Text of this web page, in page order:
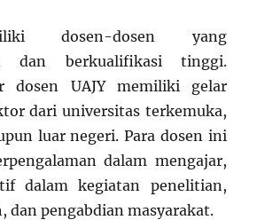
dosen-dosen yang
dan berkualifikasi tinggi.
dosen UAJY memiliki gelar
dari universitas terkemuka,
luar negeri. Para dosen ini
dalam mengajar,
dalam kegiatan penelitian,
dan pengabdian masyarakat.